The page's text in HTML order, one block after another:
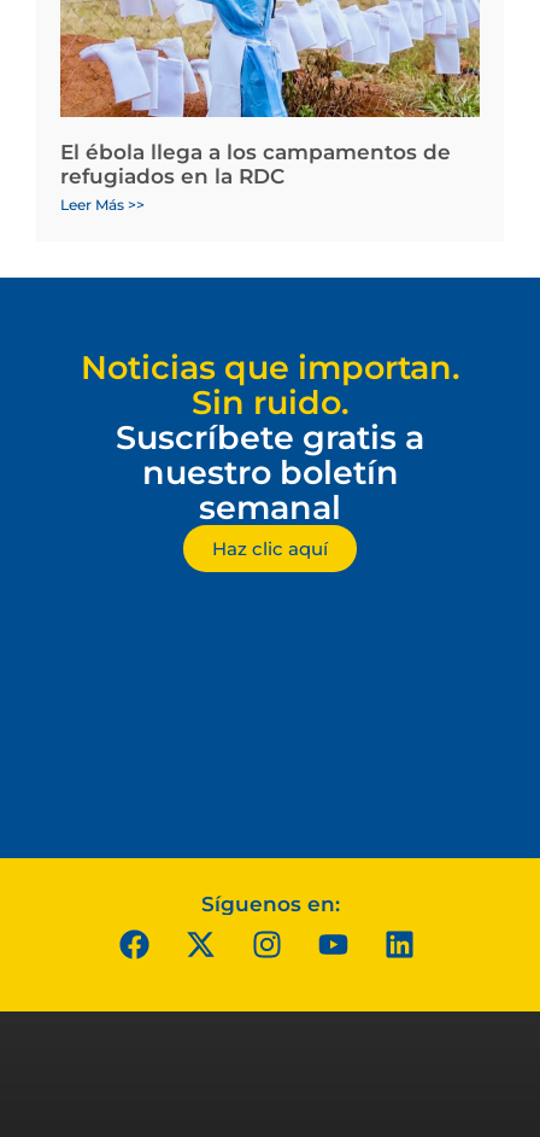
El ébola llega a los campamentos de
refugiados en la RDC
Leer Más >>
Noticias que importan.
Sin ruido.
Suscríbete gratis a
nuestro boletín
semanal
Haz clic aquí
Síguenos en: